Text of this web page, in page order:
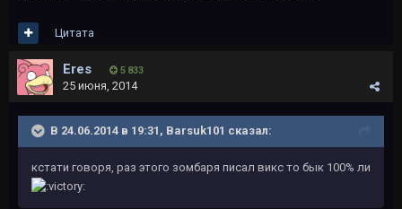
Цитата
Eres 5 833
25 июня, 2014
В 24.06.2014 в 19:31, Barsuk101 сказал:
кстати говоря, раз этого зомбаря писал викс то бык 100% ли